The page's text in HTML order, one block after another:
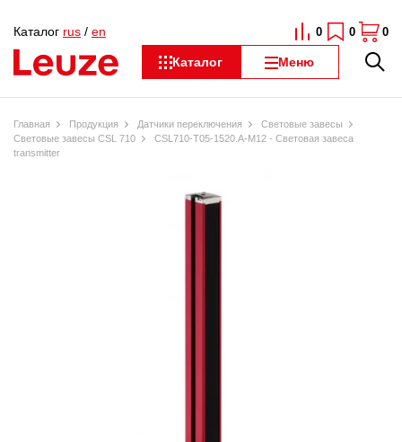
Каталог Меню
Каталог rus / en 0 0 0
Главная Продукция Датчики переключения
Световые завесы
Световые завесы CSL 710
CSL710-T05-1520.A-M12 - Световая завеса
transmitter